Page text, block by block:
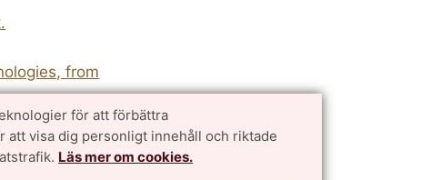
för att förbättra
att visa dig personligt innehåll och riktade
Läs mer om cookies.
from
Digital